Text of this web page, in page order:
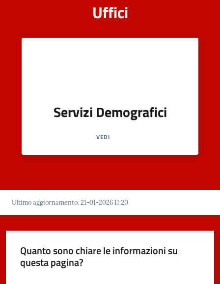
Uffici
Servizi Demografici
VEDI
Ultimo aggiornamento:21-01-2026 11:20
Quanto sono chiare le informazioni su
questa pagina?